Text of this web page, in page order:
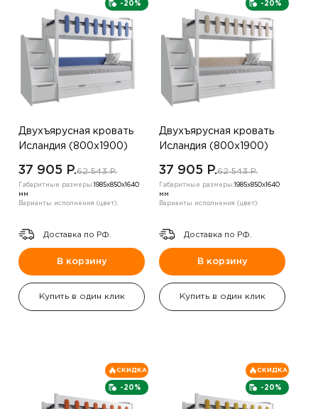
-20%
Двухъярусная кровать
Исландия (800х1900)
37 905 P.62 543 P.
Габаритные размеры: 1985х850х1640
мм
Варианты исполнения (цвет):
Доставка по РФ.
В корзину
Купить в один клик
-20%
Двухъярусная кровать
Исландия (800х1900)
37 905 P.62 543 P.
Габаритные размеры: 1985х850х1640
мм
Варианты исполнения (цвет):
Доставка по РФ.
В корзину
Купить в один клик
-20%
СКИДКА
-20%
СКИДКА